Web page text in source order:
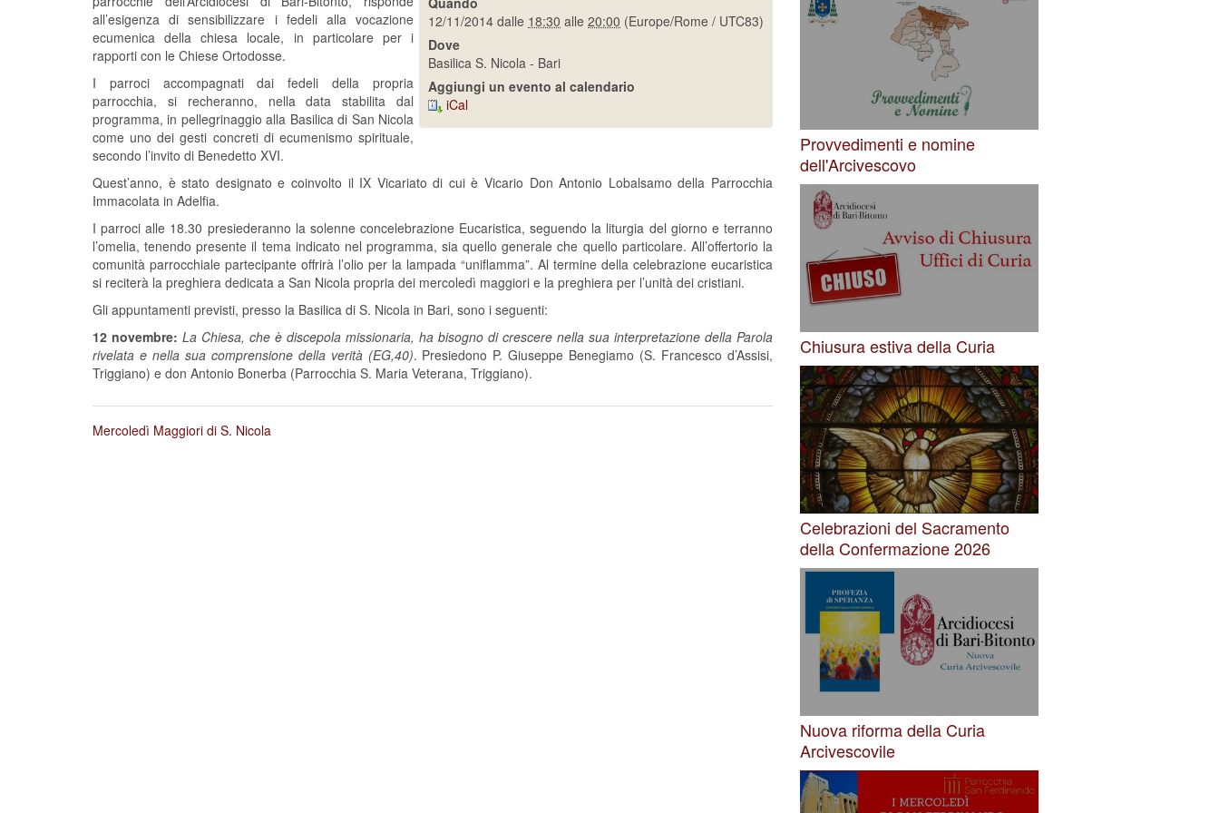
12/11/2014 dalle 18:30 alle 20:00 (Europe/Rome / UTC83)
Dove
Basilica S. Nicola - Bari
Aggiungi un evento al calendario
iCal
all’esigenza di sensibilizzare i fedeli alla vocazione
ecumenica della chiesa locale, in particolare per i
rapporti con le Chiese Ortodosse.
I parroci accompagnati dai fedeli della propria
parrocchia, si recheranno, nella data stabilita dal
programma, in pellegrinaggio alla Basilica di San Nicola
come uno dei gesti concreti di ecumenismo spirituale,
secondo l’invito di Benedetto XVI.
Quest’anno, è stato designato e coinvolto il IX Vicariato di cui è Vicario Don Antonio Lobalsamo della Parrocchia
Immacolata in Adelfia.
I parroci alle 18.30 presiederanno la solenne concelebrazione Eucaristica, seguendo la liturgia del giorno e terranno
l’omelia, tenendo presente il tema indicato nel programma, sia quello generale che quello particolare. All’offertorio la
comunità parrocchiale partecipante offrirà l’olio per la lampada “uniflamma”. Al termine della celebrazione eucaristica
si reciterà la preghiera dedicata a San Nicola propria dei mercoledì maggiori e la preghiera per l’unità dei cristiani.
Gli appuntamenti previsti, presso la Basilica di S. Nicola in Bari, sono i seguenti:
12 novembre: La Chiesa, che è discepola missionaria, ha bisogno di crescere nella sua interpretazione della Parola
rivelata e nella sua comprensione della verità (EG,40). Presiedono P. Giuseppe Benegiamo (S. Francesco d’Assisi,
Triggiano) e don Antonio Bonerba (Parrocchia S. Maria Veterana, Triggiano).
Mercoledì Maggiori di S. Nicola
Provvedimenti e nomine
dell'Arcivescovo
Chiusura estiva della Curia
Celebrazioni del Sacramento
della Confermazione 2026
Nuova riforma della Curia
Arcivescovile